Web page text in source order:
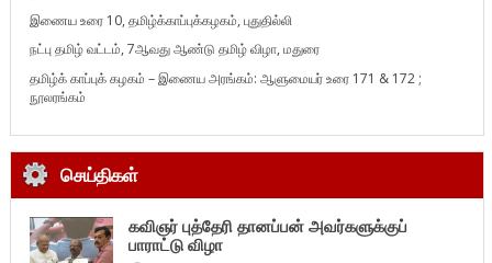
இணைய உரை 10, தமிழ்க்காப்புக்கழகம், புதுதில்லி
நட்பு தமிழ் வட்டம், 7ஆவது ஆண்டு தமிழ் விழா, மதுரை
தமிழ்க் காப்புக் கழகம் – இணைய அரங்கம்: ஆளுமையர் உரை 171 & 172 ;
நூலரங்கம்
செய்திகள்
கவிஞர் புத்தேரி தானப்பன் அவர்களுக்குப்
பாராட்டு விழா